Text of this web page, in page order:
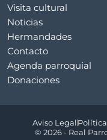
Visita cultural
Noticias
Hermandades
Contacto
Agenda parroquial
Donaciones
© 2026 - Real
Aviso Legal